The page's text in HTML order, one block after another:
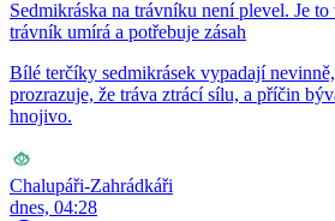
Sedmikráska na trávníku není plevel. Je
trávník umírá a potřebuje zásah
Bílé terčíky sedmikrásek vypadají
prozrazuje, že tráva ztrácí sílu, a příčin
hnojivo.
Chalupáři-Zahrádkáři
dnes, 04:28